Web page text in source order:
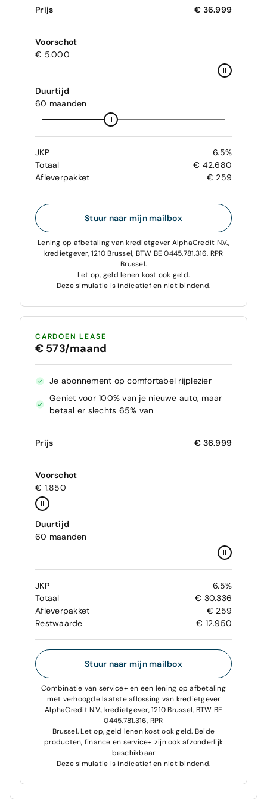
Prijs € 36.999
Voorschot
€ 5.000
Duurtijd
60 maanden
JKP
6.5%
Totaal
€ 42.680
Afleverpakket
€ 259
Stuur naar mijn mailbox
Lening op afbetaling van kredietgever AlphaCredit N.V.,
kredietgever, 1210 Brussel, BTW BE 0445.781.316, RPR
Brussel.
Let op, geld lenen kost ook geld.
Deze simulatie is indicatief en niet bindend.
CARDOEN LEASE
€ 573/maand
Je abonnement op comfortabel rijplezier
Geniet voor 100% van je nieuwe auto, maar
betaal er slechts 65% van
Prijs € 36.999
Voorschot
€ 1.850
Duurtijd
60 maanden
JKP
6.5%
Totaal
€ 30.336
Afleverpakket
€ 259
Restwaarde
€ 12.950
Stuur naar mijn mailbox
Combinatie van service+ en een lening op afbetaling
met verhoogde laatste aflossing van kredietgever
AlphaCredit N.V., kredietgever, 1210 Brussel, BTW BE
0445.781.316, RPR
Brussel. Let op, geld lenen kost ook geld. Beide
producten, finance en service+ zijn ook afzonderlijk
beschikbaar
Deze simulatie is indicatief en niet bindend.